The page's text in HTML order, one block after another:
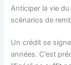
Anticiper la vie
scénarios de
Un crédit se
années. C’est